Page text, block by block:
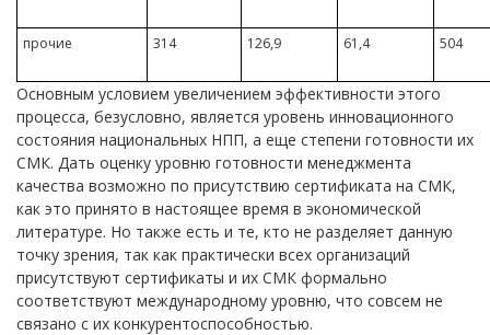
прочие 314 126,9 61,4 504
Основным условием увеличением эффективности этого
процесса, безусловно, является уровень инновационного
состояния национальных НПП, а еще степени готовности их
СМК. Дать оценку уровню готовности менеджмента
качества возможно по присутствию сертификата на СМК,
как это принято в настоящее время в экономической
литературе. Но также есть и те, кто не разделяет данную
точку зрения, так как практически всех организаций
присутствуют сертификаты и их СМК формально
соответствуют международному уровню, что совсем не
связано с их конкурентоспособностью.